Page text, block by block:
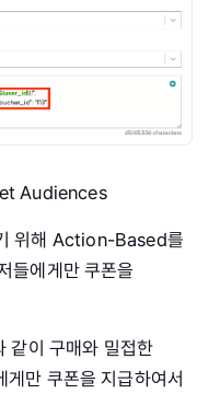
Audiences
위해 Action-Based를
들에게만 쿠폰을
같이 구매와 밀접한
만 쿠폰을 지급하여서